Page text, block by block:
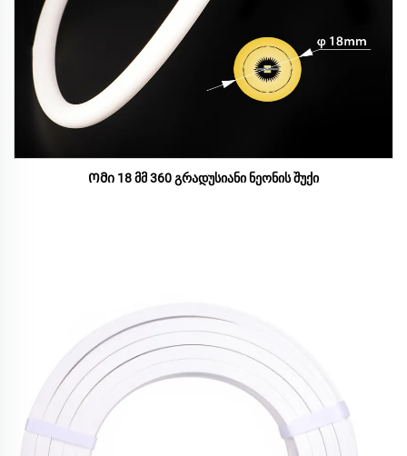
Ომი 18 მმ 360 გრადუსიანი ნეონის შუქი